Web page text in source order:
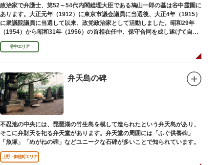
政治家で弁護士、第52～54代内閣総理大臣である鳩山一郎の墓は谷中霊園に
あります。大正元年（1912）に東京市議会議員に当選後、大正4年（1915）
に衆議院議員に当選して以来、政党政治家として活動しました。昭和29年
（1954）から昭和31年（1956）の首相在任中、保守合同を成し遂げて自由
民主党の初代総裁となり、日本とソビエト連邦の国交回復を実現しました。
谷中エリア
弁天島の碑
不忍池の中央には、琵琶湖の竹生島を模して造られたという弁天島があり、
そこに弁財天を祀る弁天堂があります。弁天堂の周囲には「ふぐ供養碑」
「魚塚」「めがねの碑」などユニークな石碑が多いことで知られています。
上野・御徒町エリア